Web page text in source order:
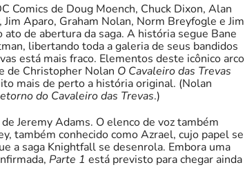
Comics de Doug Moench, Chuck Dixon, Alan
Aparo, Graham Nolan, Norm Breyfogle e Jim
ato de abertura da saga. A história segue Bane
libertando toda a galeria de seus bandidos
está mais fraco. Elementos deste icônico arco
de Christopher Nolan O Cavaleiro das Trevas
mais de perto a história original. (Nolan
do Cavaleiro das Trevas.)
Jeremy Adams. O elenco de voz também
também conhecido como Azrael, cujo papel se
a saga Knightfall se desenrola. Embora uma
Parte 1 está previsto para chegar ainda